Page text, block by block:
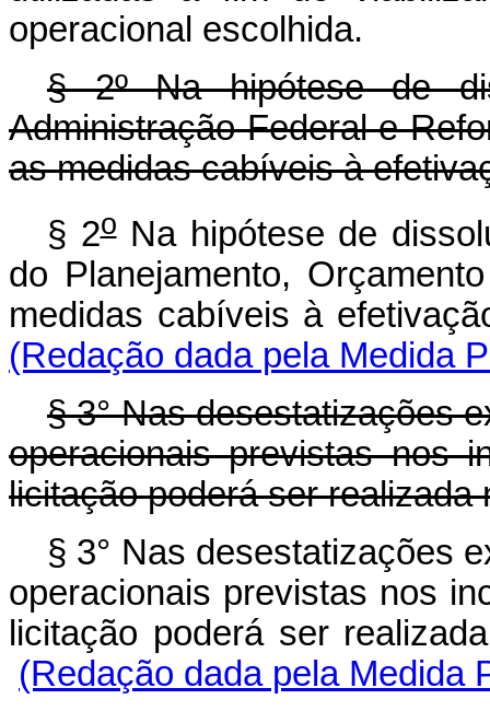
operacional escolhida.
§ 2º Na hipótese de
Administração Federal e
as medidas cabíveis à
§ 2oNa hipótese de
do Planejamento,
medidas cabíveis à
(Redação dada pela Medida
§ 3° Nas desestatizações
operacionais previstas nos
licitação poderá ser realizada
§ 3° Nas desestatizações
operacionais previstas nos
licitação poderá ser
(Redação dada pela Medida